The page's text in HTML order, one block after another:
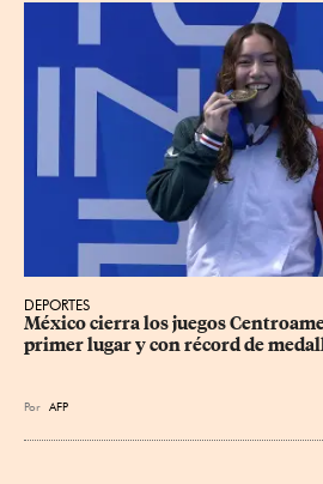
DEPORTES
México cierra los juegos
primer lugar y con récord de
Por AFP